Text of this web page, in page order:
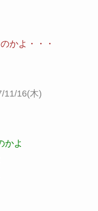
かよ・・・
11/16(木)
かよ